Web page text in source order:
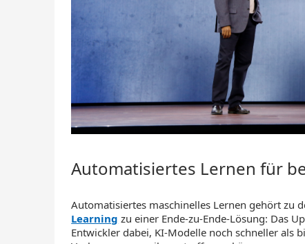
Automatisiertes Lernen für
Automatisiertes maschinelles Lernen gehört zu
Learning zu einer Ende-zu-Ende-Lösung: Das
Entwickler dabei, KI-Modelle noch schneller als